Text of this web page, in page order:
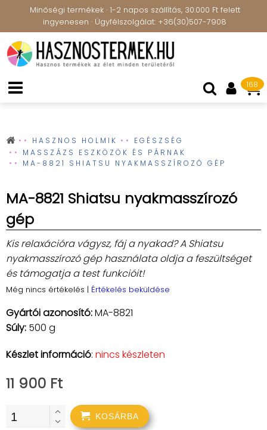
Minőségi termékek · 1-2 napos szállítás, 30.000 Ft felett
ingyenesen · Ügyfélszolgálat: +36(30)507-7908
168
HASZNOS HOLMIK
EGÉSZSÉG
MASSZÁZS ESZKÖZÖK ÉS PÁRNAK
MA-8821 SHIATSU NYAKMASSZÍROZÓ GÉP
MA-8821 Shiatsu nyakmasszírozó
gép
Kis relaxációra vágysz, fáj a nyakad? A Shiatsu
nyakmasszírozó gép használata oldja a feszültséget
és támogatja a test funkcióit!
Még nincs értékelés | Értékelés beküldése
Gyártói azonosító:MA-8821
Súly: 500 g
Készlet információ: nincs készleten
11 900 Ft
KOSÁRBA